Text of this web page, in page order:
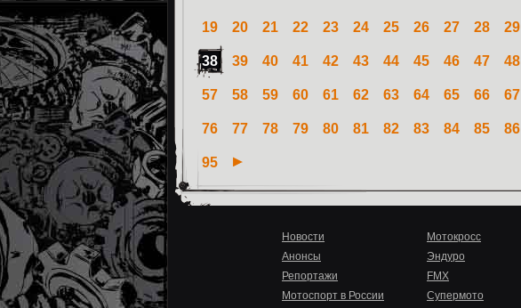
19 20 21 22 23 24 25 26 27 28 29
38 39 40 41 42 43 44 45 46 47 48
57 58 59 60 61 62 63 64 65 66 67
76 77 78 79 80 81 82 83 84 85 86
95
Новости
Анонсы
Репортажи
Мотоспорт в России
Мотокросс
Эндуро
FMX
Супермото